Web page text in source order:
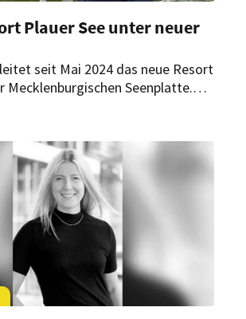
Plauer See unter neuer
seit Mai 2024 das neue Resort
Mecklenburgischen Seenplatte.
Zukunft führen.